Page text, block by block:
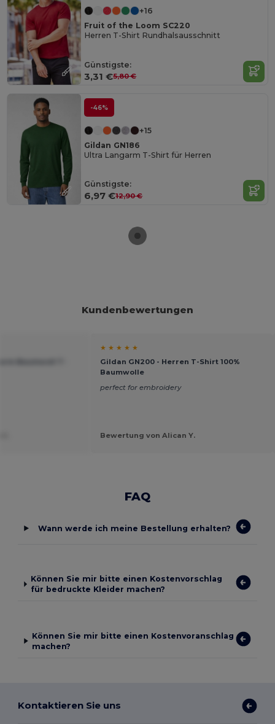
+16
Fruit of the Loom SC220
Herren T-Shirt Rundhalsausschnitt
Günstigste:
3,31 €5,80 €
-46%
+15
Gildan GN186
Ultra Langarm T-Shirt für Herren
Günstigste:
6,97 €12,90 €
Kundenbewertungen
★ ★ ★ ★ ★
Gildan GN200 - Herren T-Shirt 100%
Baumwolle
perfect for embroidery
Bewertung von Alican Y.
FAQ
Wann werde ich meine Bestellung erhalten?
Können Sie mir bitte einen Kostenvorschlag
für bedruckte Kleider machen?
Können Sie mir bitte einen Kostenvoranschlag
machen?
Kontaktieren Sie uns